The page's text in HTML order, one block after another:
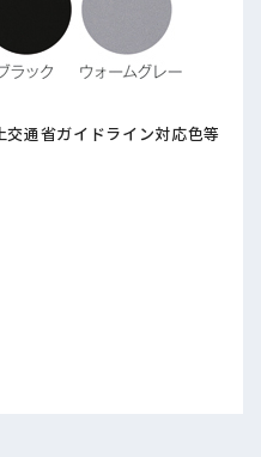
通省ガイドライン対応色等